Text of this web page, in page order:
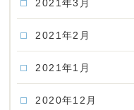
2021年3月
2021年2月
2021年1月
2020年12月